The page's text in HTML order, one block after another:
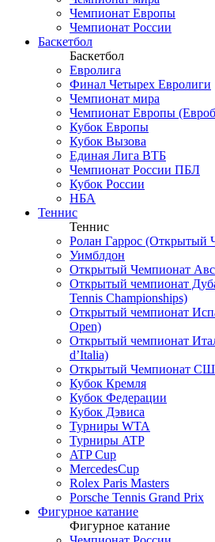
Чемпионат Европы
Чемпионат России
Баскетбол
Баскетбол
Евролига
Финал Четырех Евролиги
Чемпионат мира
Чемпионат Европы
Кубок Европы
Кубок Вызова
Единая Лига ВТБ
Чемпионат России ПБЛ
Кубок России
НБА
Теннис
Теннис
Ролан Гаррос (Открытый
Уимблдон
Открытый Чемпионат
Открытый чемпионат
Tennis Championships)
Открытый чемпионат
Open)
Открытый чемпионат
d’Italia)
Открытый Чемпионат
Кубок Кремля
Кубок Федерации
Кубок Дэвиса
Турниры WTA
Турниры ATP
ATP Cup
MercedesCup
Rolex Paris Masters
Porsche Tennis Grand Prix
Фигурное катание
Фигурное катание